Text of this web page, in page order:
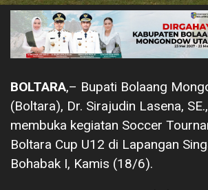
BOLTARA,– Bupati Bolaang
(Boltara), Dr. Sirajudin Lasena,
membuka kegiatan Soccer
Boltara Cup U12 di Lapangan
Bohabak I, Kamis (18/6).